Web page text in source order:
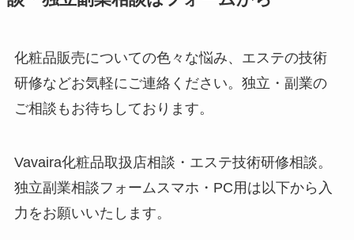
化粧品販売についての色々な悩み、エステの技術
研修などお気軽にご連絡ください。独立・副業の
ご相談もお待ちしております。
Vavaira化粧品取扱店相談・エステ技術研修相談。
独立副業相談フォームスマホ・PC用 は以下から入
力をお願いいたします。